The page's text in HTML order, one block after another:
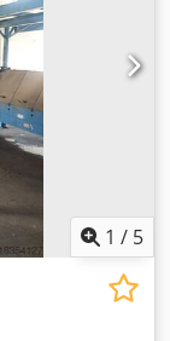
strogih
remonta,
garanciju.
opcije:
za žičane
1 / 5